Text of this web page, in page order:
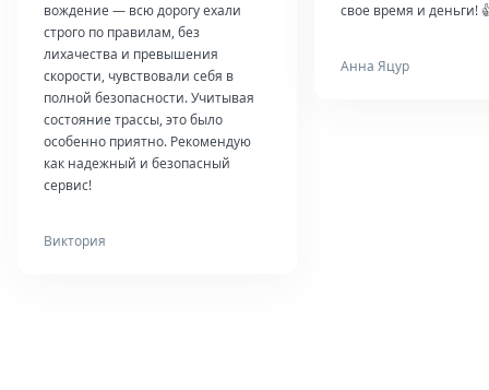
вождение — всю дорогу ехали
строго по правилам, без
лихачества и превышения
скорости, чувствовали себя в
полной безопасности. Учитывая
состояние трассы, это было
особенно приятно. Рекомендую
как надежный и безопасный
сервис!
Виктория
свое время и деньги!
Анна Яцур